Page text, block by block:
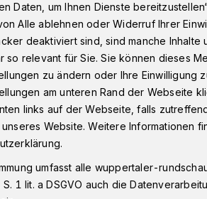
plant durch gezielte
Ausbau von
500.000 steigen. Mit Hilfe von
Energien
unterstützt das Vorhaben.
Daten, um Ihnen Dienste
Alle ablehnen oder Widerruf Ihrer
deaktiviert sind, sind manche Inhalte
so relevant für Sie. Sie können dieses
zu ändern oder Ihre Einwilligung
am unteren Rand der Webseite
links auf der Webseite, falls
Website. Weitere Informationen
umfasst alle wuppertaler-
1 lit. a DSGVO auch die